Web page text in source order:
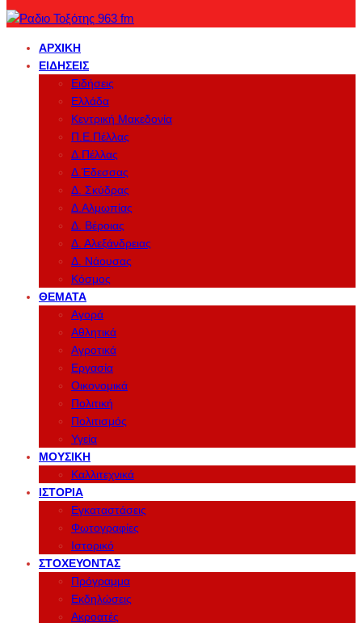
ΑΡΧΙΚΉ
ΕΙΔΉΣΕΙΣ
Ειδήσεις
Ελλάδα
Κεντρική Μακεδονία
Π.Ε.Πέλλας
Δ.Πέλλας
Δ.Έδεσσας
Δ. Σκύδρας
Δ.Αλμωπίας
Δ. Βέροιας
Δ. Αλεξάνδρειας
Δ. Νάουσας
Κόσμος
ΘΈΜΑΤΑ
Αγορά
Αθλητικά
Αγροτικά
Εργασία
Οικονομικά
Πολιτική
Πολιτισμός
Υγεία
ΜΟΥΣΙΚΉ
Καλλιτεχνικά
ΙΣΤΟΡΊΑ
Εγκαταστάσεις
Φωτογραφίες
Ιστορικό
ΣΤΟΧΕΎΟΝΤΑΣ
Πρόγραμμα
Εκδηλώσεις
Ακροατές